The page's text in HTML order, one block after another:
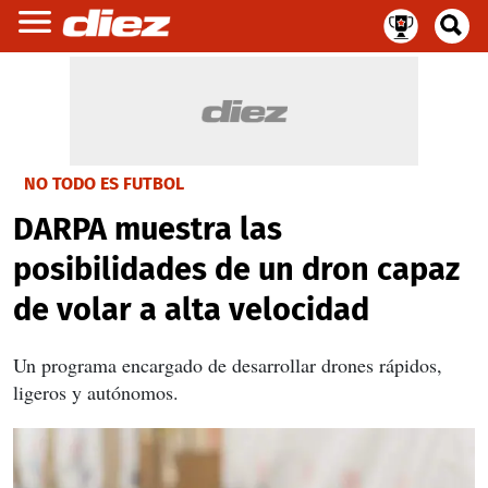
NO TODO ES FUTBOL
DARPA muestra las
posibilidades de un dron capaz
de volar a alta velocidad
Un programa encargado de desarrollar drones rápidos,
ligeros y autónomos.